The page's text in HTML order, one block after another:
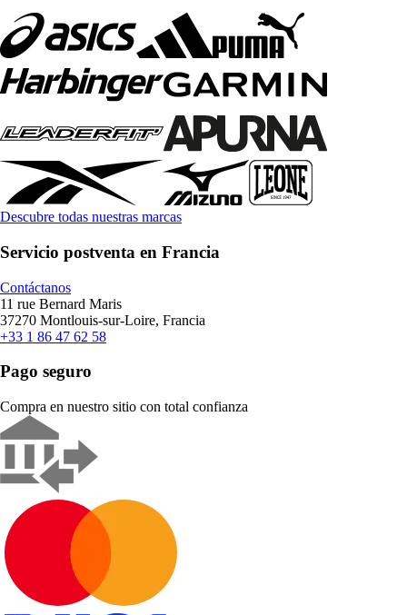
Descubre todas nuestras marcas
Servicio postventa en Francia
Contáctanos
11 rue Bernard Maris
37270 Montlouis-sur-Loire, Francia
+33 1 86 47 62 58
Pago seguro
Compra en nuestro sitio con total confianza